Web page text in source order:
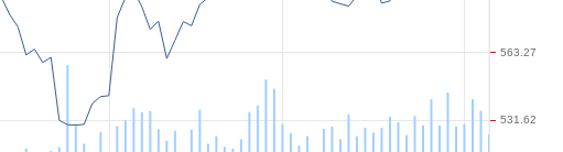
531.62
563.27